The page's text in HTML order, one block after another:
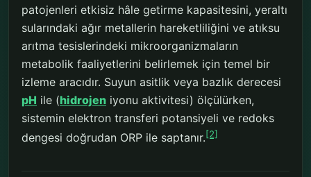
patojenleri etkisiz hâle getirme kapasitesini, yeraltı
sularındaki ağır metallerin hareketliliğini ve atıksu
arıtma tesislerindeki mikroorganizmaların
metabolik faaliyetlerini belirlemek için temel bir
izleme aracıdır. Suyun asitlik veya bazlık derecesi
pH ile (hidrojen iyonu aktivitesi) ölçülürken,
sistemin elektron transferi potansiyeli ve redoks
dengesi doğrudan ORP ile saptanır.[2]